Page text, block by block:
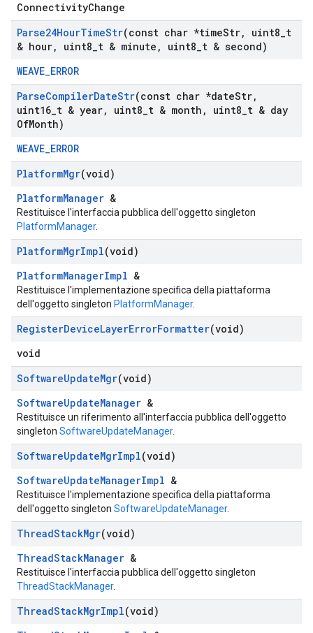
ConnectivityChange
Parse24HourTimeStr(const char *timeStr, uint8 t
& hour, uint8 t & minute , uint8 t & second)
WEAVE_ERROR
ParseCompilerDateStr(const char *dateStr,
uint16 t & year, uint8 t & month , uint8 t & day
OfMonth)
WEAVE_ERROR
PlatformMgr(void)
PlatformManager &
Restituisce l'interfaccia pubblica dell'oggetto singleton
PlatformManager.
PlatformMgrImpl(void)
PlatformManagerImpl &
Restituisce l'implementazione specifica della piattaforma
dell'oggetto singleton PlatformManager.
RegisterDeviceLayerErrorFormatter(void)
void
SoftwareUpdateMgr(void)
SoftwareUpdateManager &
Restituisce un riferimento all'interfaccia pubblica dell'oggetto
singleton SoftwareUpdateManager.
SoftwareUpdateMgrImpl(void)
SoftwareUpdateManagerImpl &
Restituisce l'implementazione specifica della piattaforma
dell'oggetto singleton SoftwareUpdateManager.
ThreadStackMgr(void)
ThreadStackManager &
Restituisce l'interfaccia pubblica dell'oggetto singleton
ThreadStackManager.
ThreadStackMgrImpl(void)